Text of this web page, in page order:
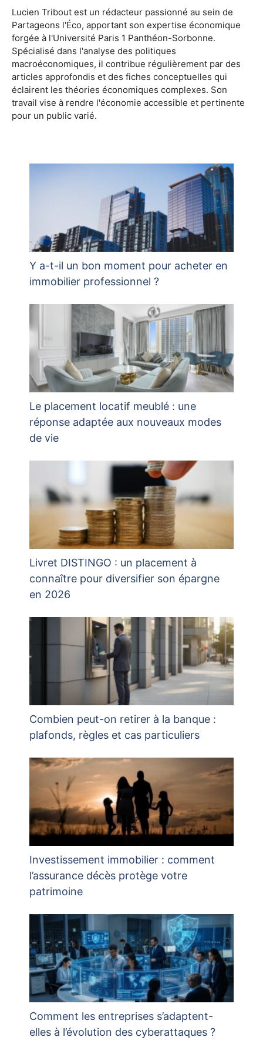
Lucien Tribout est un rédacteur passionné au sein de
Partageons l'Éco, apportant son expertise économique
forgée à l'Université Paris 1 Panthéon-Sorbonne.
Spécialisé dans l'analyse des politiques
macroéconomiques, il contribue régulièrement par des
articles approfondis et des fiches conceptuelles qui
éclairent les théories économiques complexes. Son
travail vise à rendre l'économie accessible et pertinente
pour un public varié.
Y a-t-il un bon moment pour acheter en
immobilier professionnel ?
Le placement locatif meublé : une
réponse adaptée aux nouveaux modes
de vie
Livret DISTINGO : un placement à
connaître pour diversifier son épargne
en 2026
Combien peut-on retirer à la banque :
plafonds, règles et cas particuliers
Investissement immobilier : comment
l’assurance décès protège votre
patrimoine
Comment les entreprises s’adaptent-
elles à l’évolution des cyberattaques ?